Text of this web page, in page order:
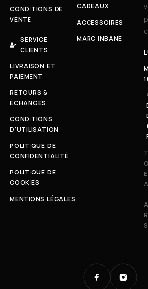
CONDITIONS DE
VENTE
SERVICE
CLIENTS
LIVRAISON ET
PAIEMENT
RETOURS &
ÉCHANGES
CONDITIONS
D'UTILISATION
POLITIQUE DE
CONFIDENTIALITÉ
POLITIQUE DE
COOKIES
MENTIONS LÉGALES
CADEAUX
ACCESSOIRES
MARC INBANE
: